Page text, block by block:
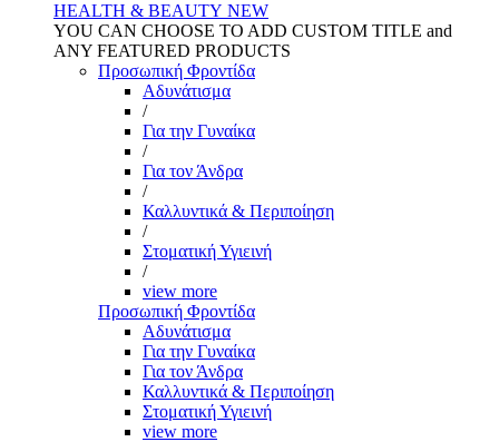
HEALTH & BEAUTY NEW
YOU CAN CHOOSE TO ADD CUSTOM TITLE and
ANY FEATURED PRODUCTS
Προσωπική Φροντίδα
Αδυνάτισμα
/
Για την Γυναίκα
/
Για τον Άνδρα
/
Καλλυντικά & Περιποίηση
/
Στοματική Υγιεινή
/
view more
Προσωπική Φροντίδα
Αδυνάτισμα
Για την Γυναίκα
Για τον Άνδρα
Καλλυντικά & Περιποίηση
Στοματική Υγιεινή
view more